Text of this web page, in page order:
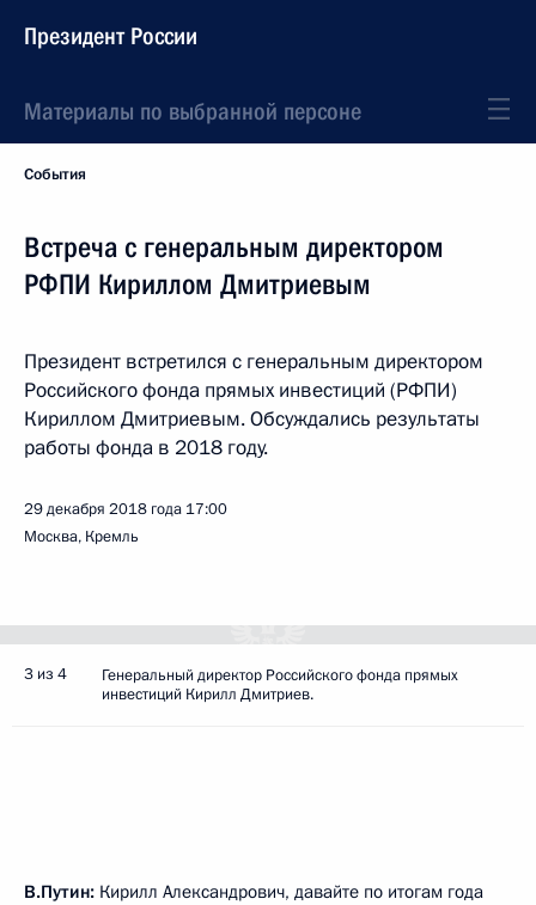
Президент России
Материалы по выбранной персоне
События
Встреча с генеральным директором
РФПИ Кириллом Дмитриевым
Президент встретился с генеральным директором
Российского фонда прямых инвестиций (РФПИ)
Кириллом Дмитриевым. Обсуждались результаты
работы фонда в 2018 году.
29 декабря 2018 года 17:00
Москва, Кремль
3 из 4
Генеральный директор Российского фонда прямых
инвестиций Кирилл Дмитриев.
В.Путин: Кирилл Александрович, давайте по итогам года